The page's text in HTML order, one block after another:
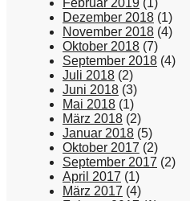
Februar 2019 (1)
Dezember 2018 (1)
November 2018 (4)
Oktober 2018 (7)
September 2018 (4)
Juli 2018 (2)
Juni 2018 (3)
Mai 2018 (1)
März 2018 (2)
Januar 2018 (5)
Oktober 2017 (2)
September 2017 (2)
April 2017 (1)
März 2017 (4)